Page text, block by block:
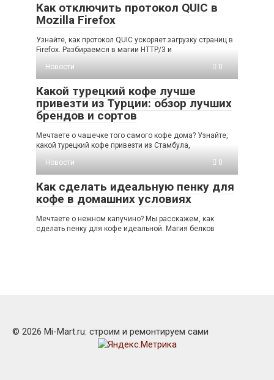
Как отключить протокол QUIC в
Mozilla Firefox
Узнайте, как протокол QUIC ускоряет загрузку страниц в
Firefox. Разбираемся в магии HTTP/3 и
Новости
0
Какой турецкий кофе лучше
привезти из Турции: обзор лучших
брендов и сортов
Мечтаете о чашечке того самого кофе дома? Узнайте,
какой турецкий кофе привезти из Стамбула,
Новости
0
Как сделать идеальную пенку для
кофе в домашних условиях
Мечтаете о нежном капучино? Мы расскажем, как
сделать пенку для кофе идеальной. Магия белков
© 2026 Mi-Mart.ru: строим и ремонтируем сами